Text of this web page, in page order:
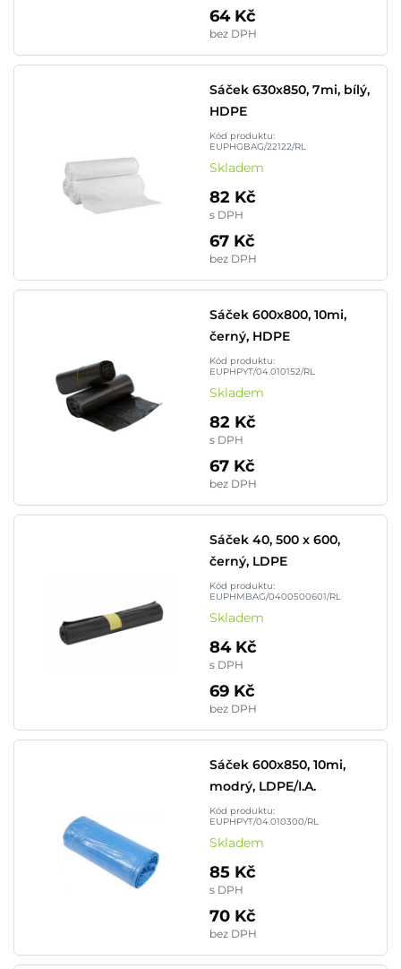
64 Kč
bez DPH
Sáček 630x850, 7mi, bílý,
HDPE
Kód produktu:
EUPHGBAG/22122/RL
Skladem
82 Kč
s DPH
67 Kč
bez DPH
Sáček 600x800, 10mi,
černý, HDPE
Kód produktu:
EUPHPYT/04.010152/RL
Skladem
82 Kč
s DPH
67 Kč
bez DPH
Sáček 40, 500 x 600,
černý, LDPE
Kód produktu:
EUPHMBAG/0400500601/RL
Skladem
84 Kč
s DPH
69 Kč
bez DPH
Sáček 600x850, 10mi,
modrý, LDPE/I.A.
Kód produktu:
EUPHPYT/04.010300/RL
Skladem
85 Kč
s DPH
70 Kč
bez DPH